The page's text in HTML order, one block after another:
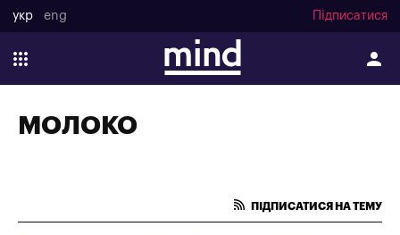
укр eng Підписатися
МОЛОКО
ПІДПИСАТИСЯ НА ТЕМУ